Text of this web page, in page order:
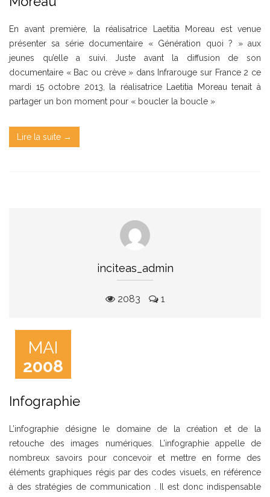
En avant première, la réalisatrice Laetitia Moreau est venue
présenter sa série documentaire « Génération quoi ? » aux
jeunes qu’elle a suivi. Juste avant la diffusion de son
documentaire « Bac ou crève » dans Infrarouge sur France 2 ce
mardi 15 octobre 2013, la réalisatrice Laetitia Moreau tenait à
partager un bon moment pour « boucler la boucle »
Lire la suite →
inciteas_admin
2083 1
MAI
2008
Infographie
L’infographie désigne le domaine de la création et de la
retouche des images numériques. L’infographie appelle de
nombreux savoirs pour concevoir et mettre en forme des
éléments graphiques régis par des codes visuels, en référence
à des stratégies de communication . Il est donc indispensable